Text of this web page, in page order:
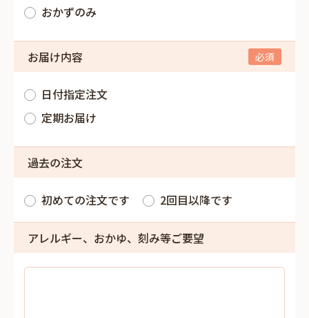
おかずのみ
お届け内容
日付指定注文
定期お届け
過去の注文
初めての注文です 2回目以降です
アレルギー、おかゆ、刻み等ご要望